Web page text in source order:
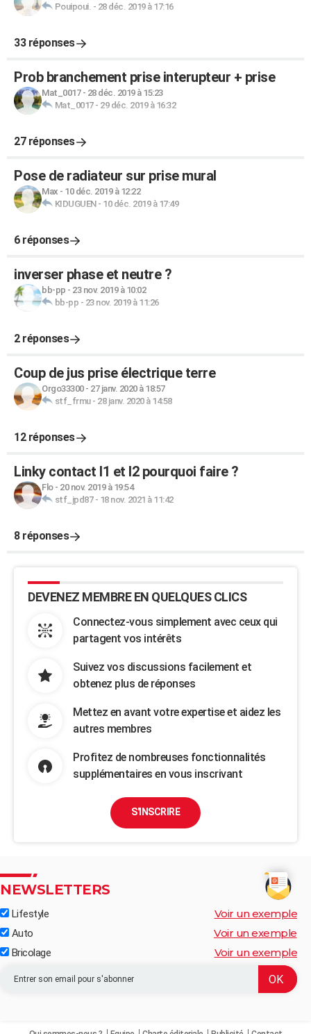
Pouipoui. - 28 déc. 2019 à 17:16
33 réponses
Prob branchement prise interupteur + prise
Mat_0017- 28 déc. 2019 à 15:23
Mat_0017- 29 déc. 2019 à 16:32
27 réponses
Pose de radiateur sur prise mural
Max - 10 déc. 2019 à 12:22
KIDUGUEN- 10 déc. 2019 à 17:49
6 réponses
inverser phase et neutre ?
bb-pp - 23 nov. 2019 à 10:02
bb-pp - 23 nov. 2019 à 11:26
2 réponses
Coup de jus prise électrique terre
Orgo33300- 27 janv. 2020 à 18:57
stf_frmu- 28 janv. 2020 à 14:58
12 réponses
Linky contact I1 et I2 pourquoi faire ?
Flo- 20 nov. 2019 à 19:54
stf_jpd87- 18 nov. 2021 à 11:42
8 réponses
DEVENEZ MEMBRE EN QUELQUES CLICS
Connectez-vous simplement avec ceux qui
partagent vos intérêts
Suivez vos discussions facilement et
obtenez plus de réponses
Mettez en avant votre expertise et aidez les
autres membres
Profitez de nombreuses fonctionnalités
supplémentaires en vous inscrivant
S'INSCRIRE
NEWSLETTERS
Lifestyle Voir un exemple
Auto Voir un exemple
Bricolage Voir un exemple